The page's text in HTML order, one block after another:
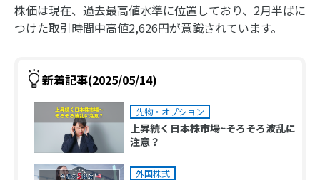
株価は現在、過去最高値水準に位置しており、2月半ばに
つけた取引時間中高値2,626円が意識されています。
新着記事(2025/05/14)
先物・オプション
上昇続く日本株市場~そろそろ波乱に
注意？
外国株式